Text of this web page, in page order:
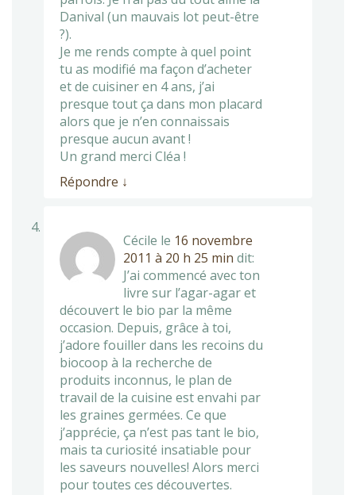
Danival (un mauvais lot peut-être
?).
Je me rends compte à quel point
tu as modifié ma façon d’acheter
et de cuisiner en 4 ans, j’ai
presque tout ça dans mon placard
alors que je n’en connaissais
presque aucun avant !
Un grand merci Cléa !
Répondre ↓
Cécile le 16 novembre
2011 à 20 h 25 min dit:
J’ai commencé avec ton
livre sur l’agar-agar et
découvert le bio par la même
occasion. Depuis, grâce à toi,
j’adore fouiller dans les recoins du
biocoop à la recherche de
produits inconnus, le plan de
travail de la cuisine est envahi par
les graines germées. Ce que
j’apprécie, ça n’est pas tant le bio,
mais ta curiosité insatiable pour
les saveurs nouvelles! Alors merci
pour toutes ces découvertes.